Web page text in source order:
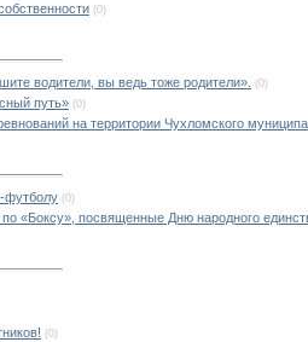
(0)
водители, вы ведь тоже родители». (0)
путь» (0)
на территории Чухломского
футболу (0)
«Боксу», посвященные Дню народного
(0)